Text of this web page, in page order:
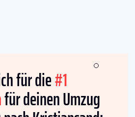
für die#1
für deinen Umzug